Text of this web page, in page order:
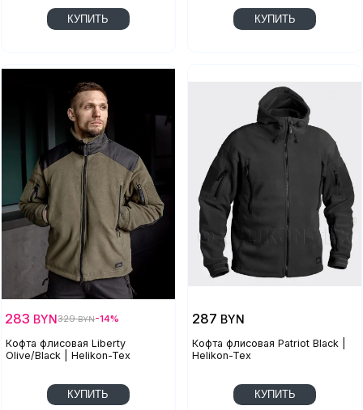
КУПИТЬ КУПИТЬ
Кофта флисовая Liberty
Olive/Black | Helikon-Tex
283 BYN329BYN-14%
КУПИТЬ
Кофта флисовая Patriot Black |
Helikon-Tex
287 BYN
КУПИТЬ